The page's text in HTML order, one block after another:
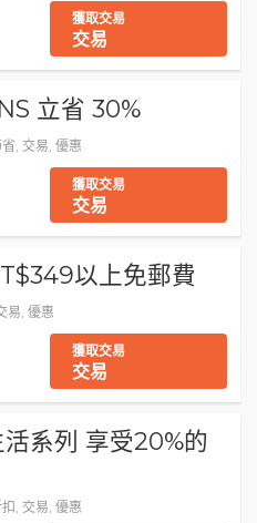
獲取交易
交易
立省 30%
, 交易, 優惠
獲取交易
交易
以上免郵費
易, 優惠
獲取交易
交易
系列 享受20%的
, 交易, 優惠